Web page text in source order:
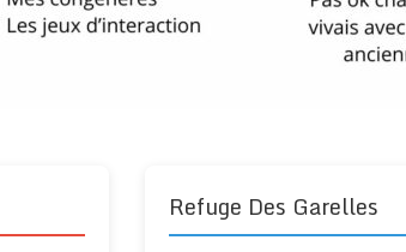
Refuge Des Garelles